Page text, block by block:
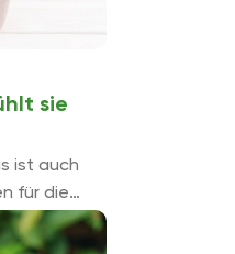
sie
ist auch
für die
die sie